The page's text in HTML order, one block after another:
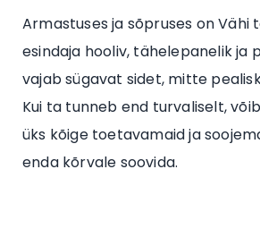
Armastuses ja sõpruses on Vähi
esindaja hooliv, tähelepanelik ja
vajab sügavat sidet, mitte
Kui ta tunneb end turvaliselt,
üks kõige toetavamaid ja
enda kõrvale soovida.